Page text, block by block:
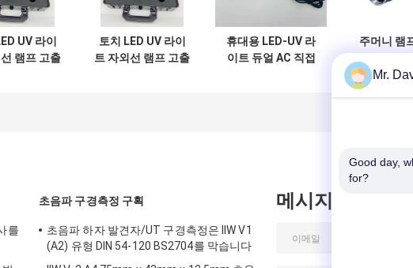
UV 라이
램프 고출
토치 LED UV 라이
트 자외선 램프 고출
휴대용 LED-UV 라
이트 듀얼 AC 직접
주머니 램
전력
반지 LED
를
초음파 구경측정 구획
초음파 하자 발견자/UT 구경측정은 IIW V1
(A2) 유형 DIN 54-120 BS2704를 막습니다
메시지를 남겨주
Mr.
Good day,
for?